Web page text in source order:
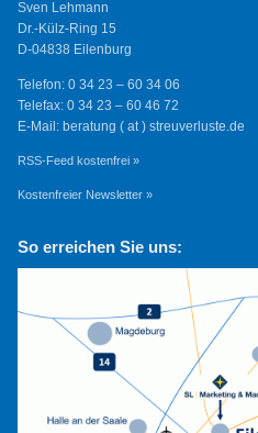
Sven Lehmann
Dr.-Külz-Ring 15
D-04838 Eilenburg
Telefon: 0 34 23 – 60 34 06
Telefax: 0 34 23 – 60 46 72
E-Mail: beratung ( at ) streuverluste.de
RSS-Feed kostenfrei »
Kostenfreier Newsletter »
So erreichen Sie uns: